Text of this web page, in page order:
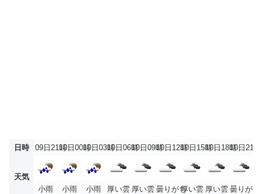
日時 09日21時10日00時10日03時10日06時10日09時10日12時10日15時10日18時10日21時
天気
小雨
小雨 小雨 厚い雲 厚い雲 曇りがち厚い雲 厚い雲 曇りがち